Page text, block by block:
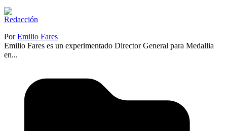
PorEmilio Fares
Emilio Fares es un experimentado Director General para Medallia
en...